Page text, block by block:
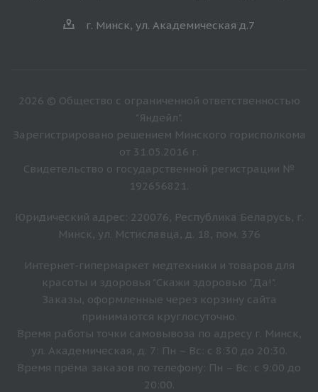
г. Минск, ул. Академическая д.7
2026 © Общество с ограниченной ответственностью
"Яндейл".
Зарегистрировано решением Минского горисполкома
от 31.05.2016 г.
Свидетельство о государственной регистрации №
192656821.
Юридический адрес: 220076, Республика Беларусь, г.
Минск, ул. Мстиславца, д. 18, пом. 376
Интернет-гипермаркет медтехники и товаров для
красоты и здоровья "Скажи здоровью "Да!".
Заказы, оформленные через корзину сайта
принимаются круглосуточно.
Время работы точки самовывоза по адресу г. Минск,
ул. Академическая, д. 7: Пн – Вс: с 8:30 до 20:30.
Время прёма заказов по телефону: Пн – Вс: с 9:00 до
20:00.